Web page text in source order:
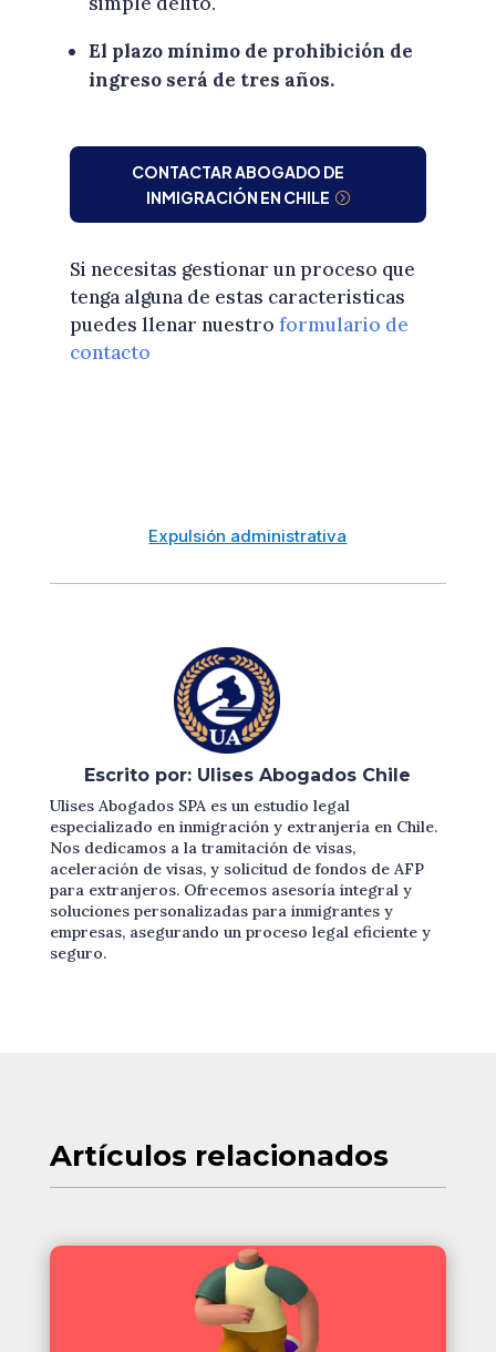
El plazo mínimo de prohibición de
ingreso será de tres años.
CONTACTAR ABOGADO DE
INMIGRACIÓN EN CHILE
Si necesitas gestionar un proceso que
tenga alguna de estas caracteristicas
puedes llenar nuestro formulario de
contacto
Expulsión administrativa
Escrito por: Ulises Abogados Chile
Ulises Abogados SPA es un estudio legal
especializado en inmigración y extranjería en Chile.
Nos dedicamos a la tramitación de visas,
aceleración de visas, y solicitud de fondos de AFP
para extranjeros. Ofrecemos asesoría integral y
soluciones personalizadas para inmigrantes y
empresas, asegurando un proceso legal eficiente y
seguro.
Artículos relacionados